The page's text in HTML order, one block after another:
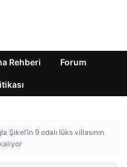
Rehberi Forum
Şıkel’in 9 odalı lüks villasının